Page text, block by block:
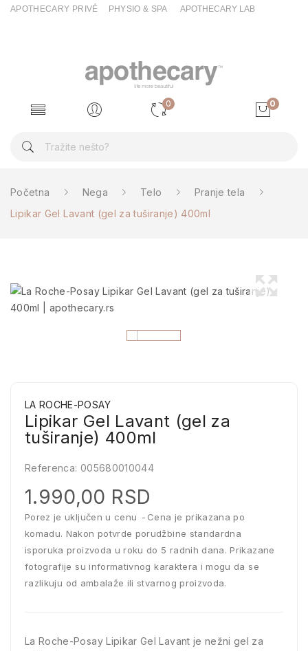
APOTHECARY PRIVÉ PHYSIO & SPA APOTHECARY LAB
0 0
Početna Nega Telo
Pranje tela
Lipikar Gel Lavant (gel za tuširanje) 400ml
LA ROCHE-POSAY
Lipikar Gel Lavant (gel za
tuširanje) 400ml
Referenca: 005680010044
1.990,00 RSD
Porez je uključen u cenu
Cena je prikazana po
komadu. Nakon potvrde porudžbine standardna
isporuka proizvoda u roku do 5 radnih dana. Prikazane
fotografije su informativnog karaktera i mogu da se
razlikuju od ambalaže ili stvarnog proizvoda.
La Roche-Posay Lipikar Gel Lavant je nežni gel za